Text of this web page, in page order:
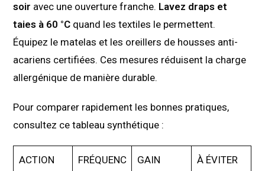
soir avec une ouverture franche. Lavez draps et
taies à 60 °C quand les textiles le permettent.
Équipez le matelas et les oreillers de housses anti-
acariens certifiées. Ces mesures réduisent la charge
allergénique de manière durable.
Pour comparer rapidement les bonnes pratiques,
consultez ce tableau synthétique :
ACTION
FRÉQUENC
GAIN
À ÉVITER